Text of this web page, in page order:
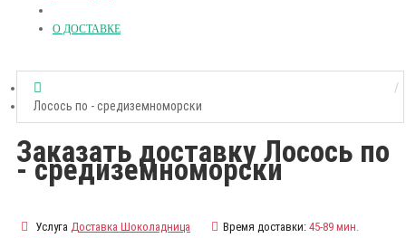
О ДОСТАВКЕ
Лосось по - средиземноморски
Заказать доставку Лосось по
- средиземноморски
Услуга Доставка Шоколадница Время доставки: 45-89 мин.